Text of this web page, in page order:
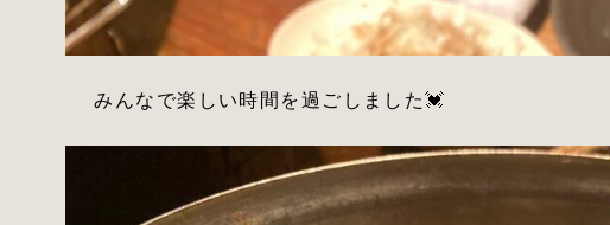
みんなで楽しい時間を過ごしました💓